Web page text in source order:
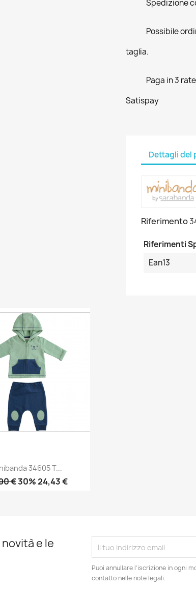
Spedizione
Possibile
taglia.
Paga in 3
Satispay
Dettagli del
Riferimento
Riferimenti
Ean13
34605 T...
€30% 24,43 €
e le
Puoi annullare l'iscrizione in ogni
contatto nelle note legali.